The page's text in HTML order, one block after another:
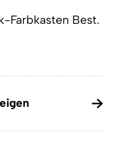
Farbkasten Best.